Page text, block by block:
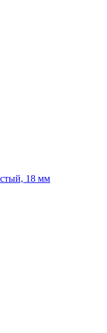
18 мм